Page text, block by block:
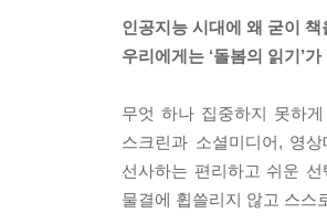
인공지능 시대에 왜 굳이
우리에게는 ‘돌봄의 읽기’
무엇 하나 집중하지 못하
스크린과 소셜미디어, 영
선사하는 편리하고 쉬운
물결에 휩쓸리지 않고 스스